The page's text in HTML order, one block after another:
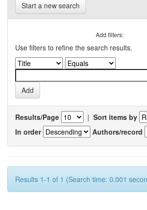
Start a new search
Add filters:
Use filters to refine the search results.
Results/Page | Sort items by
In order
Authors/record
Results 1-1 of 1 (Search time: 0.001